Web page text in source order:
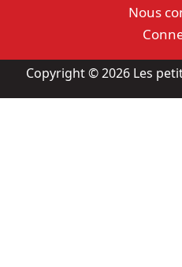
Nous
Copyright © 2026 Les